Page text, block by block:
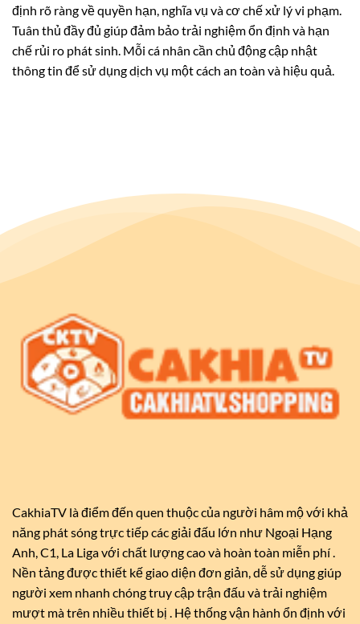
định rõ ràng về quyền hạn, nghĩa vụ và cơ chế xử lý vi phạm.
Tuân thủ đầy đủ giúp đảm bảo trải nghiệm ổn định và hạn
chế rủi ro phát sinh. Mỗi cá nhân cần chủ động cập nhật
thông tin để sử dụng dịch vụ một cách an toàn và hiệu quả.
CakhiaTV là điểm đến quen thuộc của người hâm mộ với khả
năng phát sóng trực tiếp các giải đấu lớn như Ngoại Hạng
Anh, C1, La Liga với chất lượng cao và hoàn toàn miễn phí .
Nền tảng được thiết kế giao diện đơn giản, dễ sử dụng giúp
người xem nhanh chóng truy cập trận đấu và trải nghiệm
mượt mà trên nhiều thiết bị . Hệ thống vận hành ổn định với